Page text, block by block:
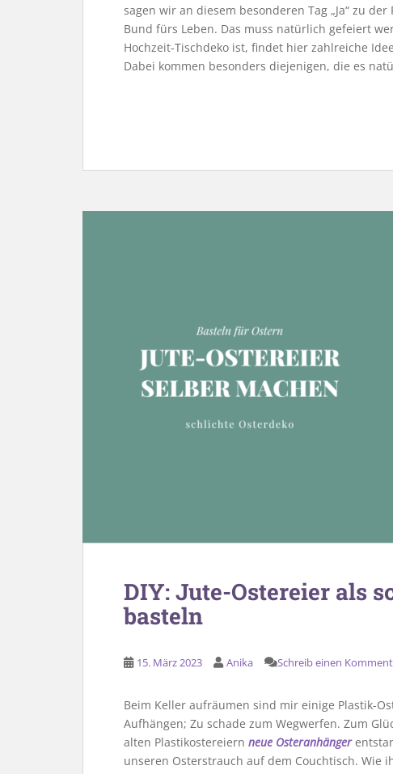
sagen wir an diesem besonderen Tag „Ja“ zu
Bund fürs Leben. Das muss natürlich gefeiert
Hochzeit-Tischdeko ist, findet hier zahlreiche
Dabei kommen besonders diejenigen, die es
DIY: Jute-Ostereier als
basteln
15. März 2023 Anika Schreib einen
Beim Keller aufräumen sind mir einige Plastik-
Aufhängen; Zu schade zum Wegwerfen. Zum
alten Plastikostereiern neue Osteranhänger
unseren Osterstrauch auf dem Couchtisch. Wie